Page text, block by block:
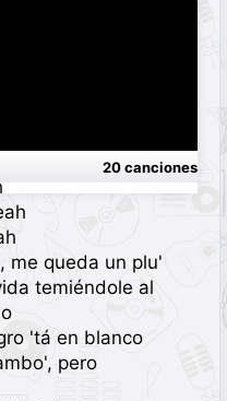
me queda un plu'
temiéndole al
'tá en blanco
pero
20 canciones